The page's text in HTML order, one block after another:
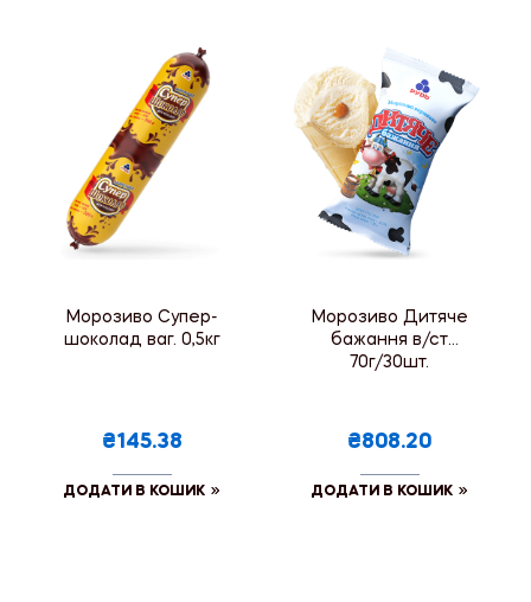
Морозиво Супер-
шоколад ваг. 0,5кг
₴145.38
ДОДАТИ В КОШИК
Морозиво Дитяче
бажання в/ст
70г/30шт.
₴808.20
ДОДАТИ В КОШИК